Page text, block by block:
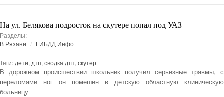
На ул. Белякова подросток на скутере попал под УАЗ
Разделы:
В Рязани
ГИБДД Инфо
Теги: дети, дтп, сводка дтп, скутер
В дорожном происшествии школьник получил серьезные травмы, с
переломами ног он помешен в детскую областную клиническую
больницу